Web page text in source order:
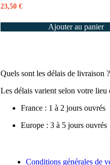
23,50 €
Ajouter au panier
Quels sont les délais de livraison ?
Les délais varient selon votre lieu
France : 1 à 2 jours ouvrés
Europe : 3 à 5 jours ouvrés
Conditions générales de